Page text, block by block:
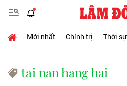
Mới nhất Chính trị Thời sự
tai nan hang hai